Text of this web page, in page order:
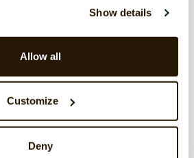
Show details
Allow all
Customize
Deny